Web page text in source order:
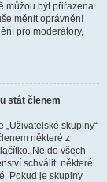
můžou být přiřazena
měnit oprávnění
pro moderátory,
stát členem
skupiny“
některé z
Ne do všech
schválit, některé
Pokud je skupiny